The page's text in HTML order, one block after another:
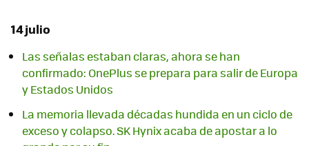
14 julio
Las señalas estaban claras, ahora se han
confirmado: OnePlus se prepara para salir de Europa
y Estados Unidos
La memoria llevada décadas hundida en un ciclo de
exceso y colapso. SK Hynix acaba de apostar a lo